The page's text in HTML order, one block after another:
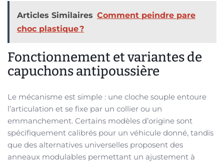
Articles Similaires Comment peindre pare
choc plastique ?
Fonctionnement et variantes de
capuchons antipoussière
Le mécanisme est simple : une cloche souple entoure
l’articulation et se fixe par un collier ou un
emmanchement. Certains modèles d’origine sont
spécifiquement calibrés pour un véhicule donné, tandis
que des alternatives universelles proposent des
anneaux modulables permettant un ajustement à